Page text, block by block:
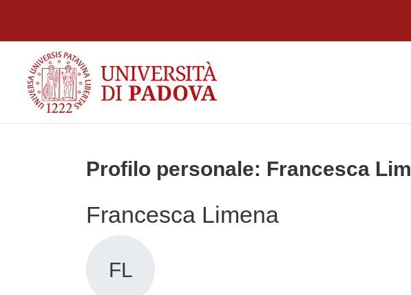
Profilo personale: Francesca
Francesca Limena
FL